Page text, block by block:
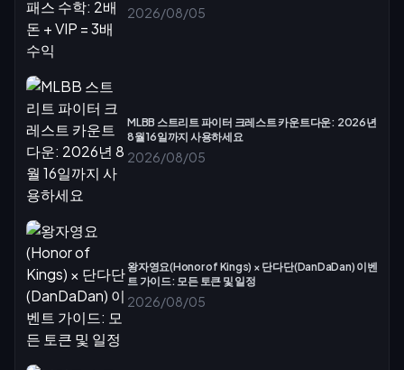
2026/08/05
MLBB 스트리트 파이터 크레스트 카운트다운: 2026년
8월 16일까지 사용하세요
2026/08/05
왕자영요(Honor of Kings) × 단다단(DanDaDan) 이벤
트 가이드: 모든 토큰 및 일정
2026/08/05